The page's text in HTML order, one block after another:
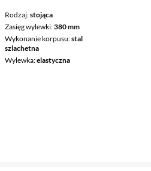
Rodzaj stojąca
Zasięg wylewki 380 mm
Wykonanie korpusu stal
szlachetna
Wylewka elastyczna